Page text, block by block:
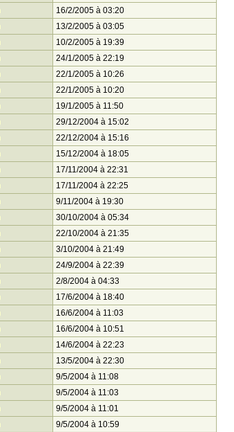
16/2/2005 à 03:20
13/2/2005 à 03:05
10/2/2005 à 19:39
24/1/2005 à 22:19
22/1/2005 à 10:26
22/1/2005 à 10:20
19/1/2005 à 11:50
29/12/2004 à 15:02
22/12/2004 à 15:16
15/12/2004 à 18:05
17/11/2004 à 22:31
17/11/2004 à 22:25
9/11/2004 à 19:30
30/10/2004 à 05:34
22/10/2004 à 21:35
3/10/2004 à 21:49
24/9/2004 à 22:39
2/8/2004 à 04:33
17/6/2004 à 18:40
16/6/2004 à 11:03
16/6/2004 à 10:51
14/6/2004 à 22:23
13/5/2004 à 22:30
9/5/2004 à 11:08
9/5/2004 à 11:03
9/5/2004 à 11:01
9/5/2004 à 10:59